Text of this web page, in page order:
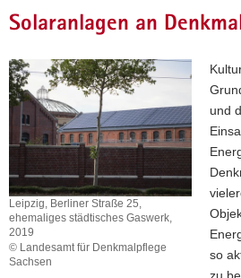
Solaranlagen an
Leipzig, Berliner Straße 25,
ehemaliges städtisches Gaswerk,
2019
© Landesamt für Denkmalpflege
Sachsen
und
so